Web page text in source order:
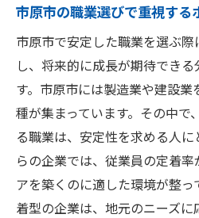
安定した職場環境の
地元ネットワークを
市原市でのキャリア
職場でのスキルアッ
市原市で長く働くた
市原市で安定職を見つけ
ト
市原市求人市場のト
市原市の職業選びで重視する
市原市で安定した職業を選ぶ
し、将来的に成長が期待でき
す。市原市には製造業や建設
種が集まっています。その中で
る職業は、安定性を求める人
らの企業では、従業員の定着
アを築くのに適した環境が整
着型の企業は、地元のニーズ